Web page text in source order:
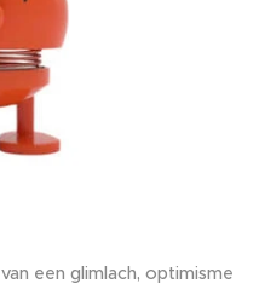
een glimlach, optimisme